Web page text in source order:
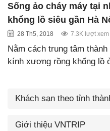
Sống ảo cháy máy tại
khổng lồ siêu gần Hà
28 Th5, 2018 7.3K lượt xem
Nằm cách trung tâm
kính xương rồng khổng
Khách sạn theo tỉnh
Giới thiệu VNTRIP